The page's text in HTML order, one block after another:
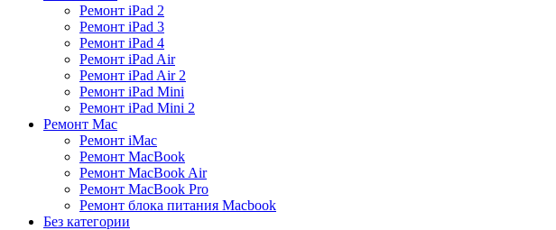
Ремонт iPad 2
Ремонт iPad 3
Ремонт iPad 4
Ремонт iPad Air
Ремонт iPad Air 2
Ремонт iPad Mini
Ремонт iPad Mini 2
Ремонт Mac
Ремонт iMac
Ремонт MacBook
Ремонт MacBook Air
Ремонт MacBook Pro
Ремонт блока питания Macbook
Без категории